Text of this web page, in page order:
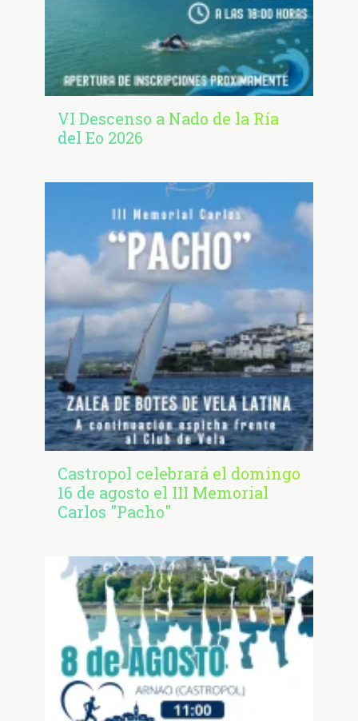
VI Descenso a Nado de la Ría
del Eo 2026
Castropol celebrará el domingo
16 de agosto el III Memorial
Carlos "Pacho"